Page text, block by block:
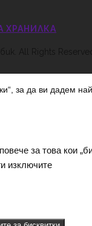
ХРАНИЛКА
All Rights
за да ви дадем
за това кои
изключите